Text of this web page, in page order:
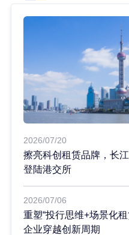
2026/07/20
擦亮科创租赁品牌，长
登陆港交所
2026/07/06
重塑“投行思维+场景化
企业穿越创新周期